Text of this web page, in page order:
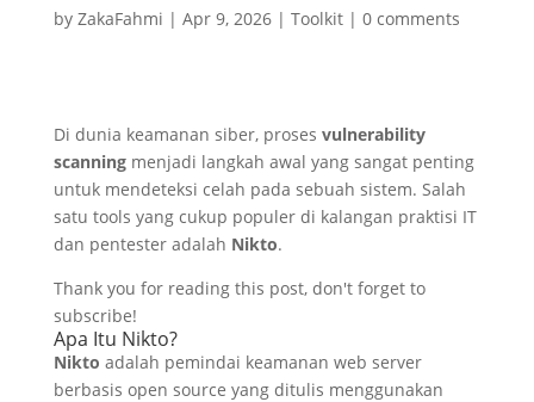
by ZakaFahmi | Apr 9, 2026| Toolkit| 0 comments
Di dunia keamanan siber, proses vulnerability
scanningmenjadi langkah awal yang sangat penting
untuk mendeteksi celah pada sebuah sistem. Salah
satu tools yang cukup populer di kalangan praktisi IT
dan pentester adalah Nikto.
Thank you for reading this post, don't forget to
subscribe!
Apa Itu Nikto?
Nikto adalah pemindai keamanan web server
berbasis open source yang ditulis menggunakan